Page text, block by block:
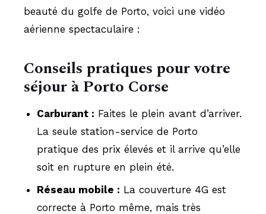
beauté du golfe de Porto, voici une vidéo
aérienne spectaculaire :
Conseils pratiques pour votre
séjour à Porto Corse
Carburant : Faites le plein avant d’arriver.
La seule station-service de Porto
pratique des prix élevés et il arrive qu’elle
soit en rupture en plein été.
Réseau mobile : La couverture 4G est
correcte à Porto même, mais très